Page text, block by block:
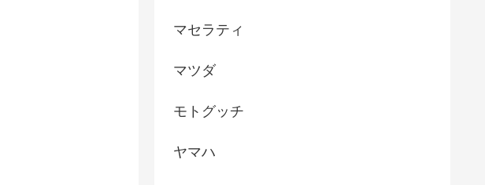
マセラティ
マツダ
モトグッチ
ヤマハ